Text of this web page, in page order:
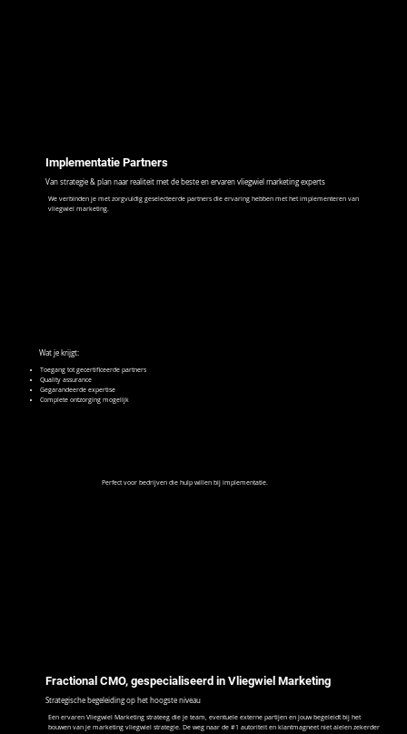
Implementatie Partners
Van strategie & plan naar realiteit met de beste en ervaren vliegwiel marketing experts
We verbinden je met zorgvuldig geselecteerde partners die ervaring hebben met het implementeren van
vliegwiel marketing.
Wat je krijgt:
Toegang tot gecertificeerde partners
Quality assurance
Gegarandeerde expertise
Complete ontzorging mogelijk
Perfect voor bedrijven die hulp willen bij implementatie.
Fractional CMO, gespecialiseerd in Vliegwiel Marketing
Strategische begeleiding op het hoogste niveau
Een ervaren Vliegwiel Marketing strateeg die je team, eventuele externe partijen en jouw begeleidt bij het
bouwen van je marketing vliegwiel strategie. De weg naar de #1 autoriteit en klantmagneet niet alelen zekerder